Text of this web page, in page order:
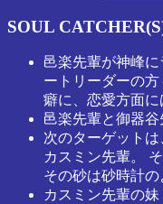
SOUL
邑楽先輩が神峰
ートリーダーの
癖に、恋愛方面に
邑楽先輩と御器谷
次のターゲット
カスミン先輩。
その砂は砂時計
カスミン先輩の